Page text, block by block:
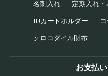
名刺入れ 定期入れ・
IDカードホルダー
クロコダイル財布
お支払